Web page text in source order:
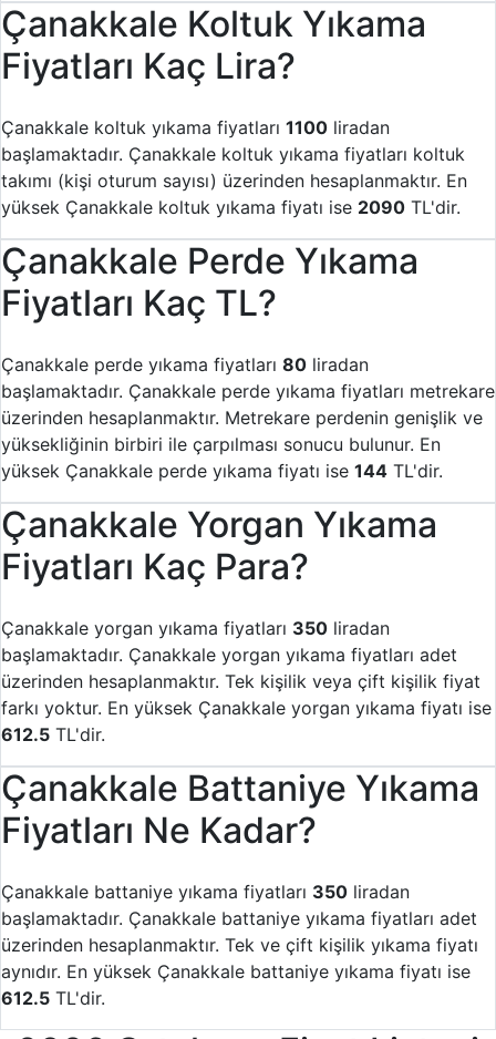
Çanakkale Koltuk Yıkama
Fiyatları Kaç Lira?
Çanakkale koltuk yıkama fiyatları 1100 liradan
başlamaktadır. Çanakkale koltuk yıkama fiyatları koltuk
takımı (kişi oturum sayısı) üzerinden hesaplanmaktır. En
yüksek Çanakkale koltuk yıkama fiyatı ise 2090 TL'dir.
Çanakkale Perde Yıkama
Fiyatları Kaç TL?
Çanakkale perde yıkama fiyatları 80 liradan
başlamaktadır. Çanakkale perde yıkama fiyatları metrekare
üzerinden hesaplanmaktır. Metrekare perdenin genişlik ve
yüksekliğinin birbiri ile çarpılması sonucu bulunur. En
yüksek Çanakkale perde yıkama fiyatı ise 144 TL'dir.
Çanakkale Yorgan Yıkama
Fiyatları Kaç Para?
Çanakkale yorgan yıkama fiyatları 350 liradan
başlamaktadır. Çanakkale yorgan yıkama fiyatları adet
üzerinden hesaplanmaktır. Tek kişilik veya çift kişilik fiyat
farkı yoktur. En yüksek Çanakkale yorgan yıkama fiyatı ise
612.5 TL'dir.
Çanakkale Battaniye Yıkama
Fiyatları Ne Kadar?
Çanakkale battaniye yıkama fiyatları 350 liradan
başlamaktadır. Çanakkale battaniye yıkama fiyatları adet
üzerinden hesaplanmaktır. Tek ve çift kişilik yıkama fiyatı
aynıdır. En yüksek Çanakkale battaniye yıkama fiyatı ise
612.5 TL'dir.